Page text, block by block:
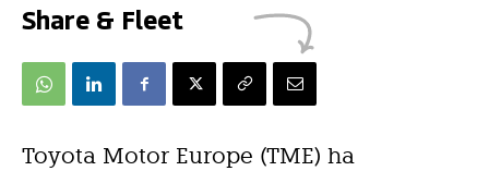
Share & Fleet
Toyota Motor Europe (TME) ha